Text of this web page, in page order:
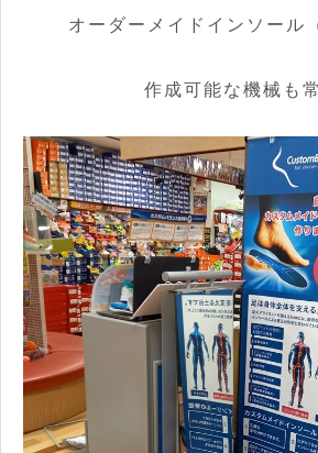
オーダーメイドインソール
作成可能な機械も